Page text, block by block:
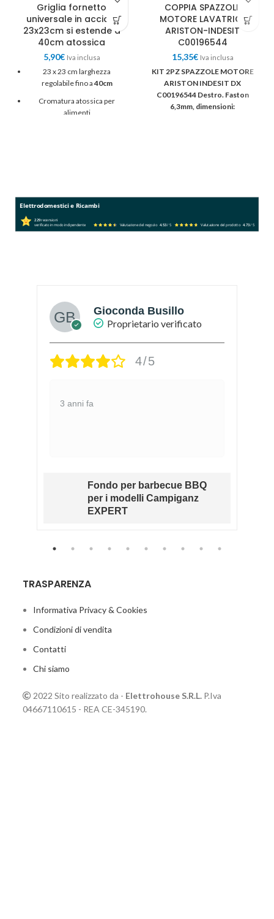
Griglia fornetto
universale in acciaio
23x23cm si estende a
40cm atossica
5,90€ Iva inclusa
23 x 23 cm larghezza
regolabile fino a40cm
Cromatura atossica per
alimenti
COPPIA SPAZZOLE
MOTORE LAVATRICE
ARISTON-INDESIT
C00196544
15,35€ Iva inclusa
KIT 2PZ SPAZZOLE MOTORE
ARISTON INDESIT DX
C00196544 Destro. Faston
6,3mm, dimensioni:
Elettrodomestici e Ricambi
229recensioni
verificato in modo indipendente
Valutazione del negozio 4.53/ 5 Valutazione del prodotto 4.73/ 5
Gioconda Busillo
Proprietario verificato
4/5
3 anni fa
Fondo per barbecue BBQ
per i modelli Campiganz
EXPERT
TRASPARENZA
Informativa Privacy & Cookies
Condizioni di vendita
Contatti
Chi siamo
2022 Sito realizzato da - Elettrohouse S.R.L. P.Iva
04667110615 - REA CE-345190.